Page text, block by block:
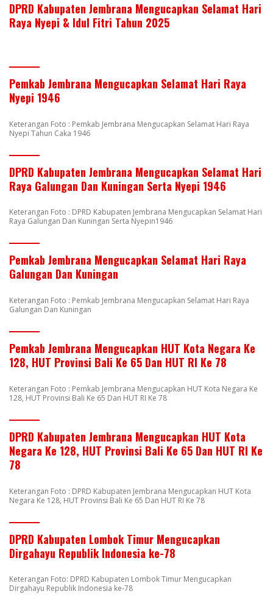
DPRD Kabupaten Jembrana Mengucapkan Selamat Hari
Raya Nyepi & Idul Fitri Tahun 2025
Pemkab Jembrana Mengucapkan Selamat Hari Raya
Nyepi 1946
Keterangan Foto : Pemkab Jembrana Mengucapkan Selamat Hari Raya
Nyepi Tahun Caka 1946
DPRD Kabupaten Jembrana Mengucapkan Selamat Hari
Raya Galungan Dan Kuningan Serta Nyepi 1946
Keterangan Foto : DPRD Kabupaten Jembrana Mengucapkan Selamat Hari
Raya Galungan Dan Kuningan Serta Nyepin1946
Pemkab Jembrana Mengucapkan Selamat Hari Raya
Galungan Dan Kuningan
Keterangan Foto : Pemkab Jembrana Mengucapkan Selamat Hari Raya
Galungan Dan Kuningan
Pemkab Jembrana Mengucapkan HUT Kota Negara Ke
128, HUT Provinsi Bali Ke 65 Dan HUT RI Ke 78
Keterangan Foto : Pemkab Jembrana Mengucapkan HUT Kota Negara Ke
128, HUT Provinsi Bali Ke 65 Dan HUT RI Ke 78
DPRD Kabupaten Jembrana Mengucapkan HUT Kota
Negara Ke 128, HUT Provinsi Bali Ke 65 Dan HUT RI Ke
78
Keterangan Foto : DPRD Kabupaten Jembrana Mengucapkan HUT Kota
Negara Ke 128, HUT Provinsi Bali Ke 65 Dan HUT RI Ke 78
DPRD Kabupaten Lombok Timur Mengucapkan
Dirgahayu Republik Indonesia ke-78
Keterangan Foto: DPRD Kabupaten Lombok Timur Mengucapkan
Dirgahayu Republik Indonesia ke-78